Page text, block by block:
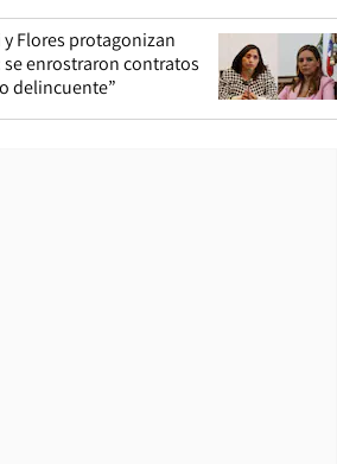
Flores protagonizan
enrostraron contratos
delincuente”